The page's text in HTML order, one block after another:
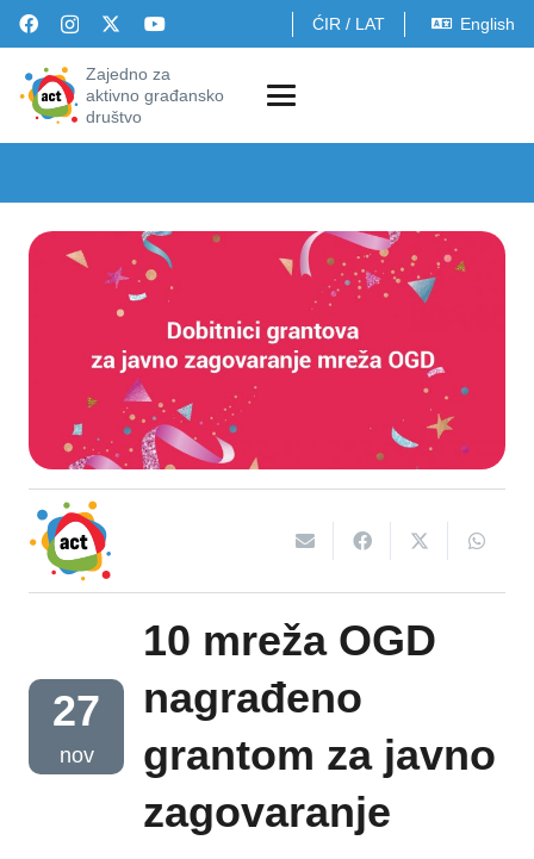
ĆIR / LAT English
Zajedno za
aktivno građansko
društvo
27
nov
10 mreža OGD
nagrađeno
grantom za javno
zagovaranje